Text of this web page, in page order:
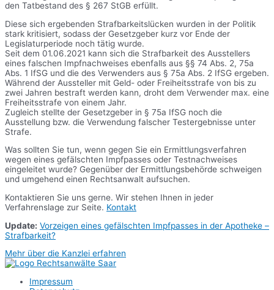
den Tatbestand des § 267 StGB erfüllt.
Diese sich ergebenden Strafbarkeitslücken wurden in der Politik
stark kritisiert, sodass der Gesetzgeber kurz vor Ende der
Legislaturperiode noch tätig wurde.
Seit dem 01.06.2021 kann sich die Strafbarkeit des Ausstellers
eines falschen Impfnachweises ebenfalls aus §§ 74 Abs. 2, 75a
Abs. 1 IfSG und die des Verwenders aus § 75a Abs. 2 IfSG ergeben.
Während der Aussteller mit Geld- oder Freiheitsstrafe von bis zu
zwei Jahren bestraft werden kann, droht dem Verwender max. eine
Freiheitsstrafe von einem Jahr.
Zugleich stellte der Gesetzgeber in § 75a IfSG noch die
Ausstellung bzw. die Verwendung falscher Testergebnisse unter
Strafe.
Was sollten Sie tun, wenn gegen Sie ein Ermittlungsverfahren
wegen eines gefälschten Impfpasses oder Testnachweises
eingeleitet wurde? Gegenüber der Ermittlungsbehörde schweigen
und umgehend einen Rechtsanwalt aufsuchen.
Kontaktieren Sie uns gerne. Wir stehen Ihnen in jeder
Verfahrenslage zur Seite. Kontakt
Update: Vorzeigen eines gefälschten Impfpasses in der Apotheke –
Strafbarkeit?
Mehr über die Kanzlei erfahren
Impressum